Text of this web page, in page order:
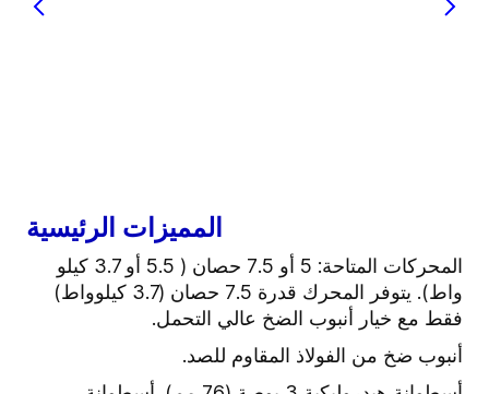
المميزات الرئيسية
المحركات المتاحة: 5 أو 7.5 حصان ( 5.5 أو 3.7 كيلو
واط). يتوفر المحرك قدرة 7.5 حصان (3.7 كيلوواط)
فقط مع خيار أنبوب الضخ عالي التحمل.
أنبوب ضخ من الفولاذ المقاوم للصد.